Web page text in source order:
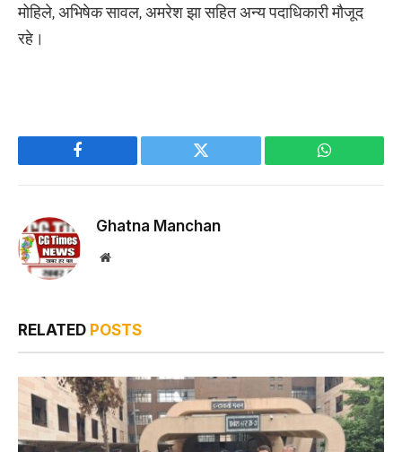
मोहिले, अभिषेक सावल, अमरेश झा सहित अन्य पदाधिकारी मौजूद
रहे।
Facebook Twitter WhatsApp
Ghatna Manchan
Website
RELATED POSTS